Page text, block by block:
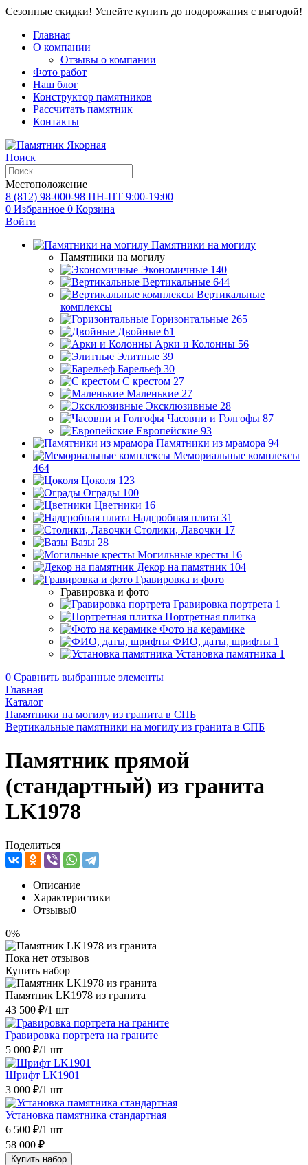
Сезонные скидки! Успейте купить до подорожания с выгодой!
Главная
О компании
Отзывы о компании
Фото работ
Наш блог
Конструктор памятников
Рассчитать памятник
Контакты
Поиск
Местоположение
8 (812) 98-000-98 ПН-ПТ 9:00-19:00
0 Избранное 0 Корзина
Войти
Памятники на могилу
Памятники на могилу
Экономичные 140
Вертикальные 644
Вертикальные
комплексы
Горизонтальные 265
Двойные 61
Арки и Колонны 56
Элитные 39
Барельеф 30
С крестом 27
Маленькие 27
Эксклюзивные 28
Часовни и Голгофы 87
Европейские 93
Памятники из мрамора 94
Мемориальные комплексы
464
Цоколя 123
Ограды 100
Цветники 16
Надгробная плита 31
Столики, Лавочки 17
Вазы 28
Могильные кресты 16
Декор на памятник 104
Гравировка и фото
Гравировка и фото
Гравировка портрета 1
Портретная плитка
Фото на керамике
ФИО, даты, шрифты 1
Установка памятника 1
0 Сравнить выбранные элементы
Главная
Каталог
Памятники на могилу из гранита в СПБ
Вертикальные памятники на могилу из гранита в СПБ
Памятник прямой
(стандартный) из гранита
LK1978
Поделиться
Описание
Характеристики
Отзывы0
0%
Пока нет отзывов
Купить набор
Памятник LK1978 из гранита
43 500 ₽/1 шт
Гравировка портрета на граните
5 000 ₽/1 шт
Шрифт LK1901
3 000 ₽/1 шт
Установка памятника стандартная
6 500 ₽/1 шт
58 000 ₽
Купить набор